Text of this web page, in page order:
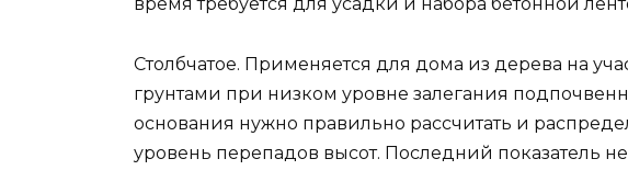
время требуется для усадки и набора бетонной
Столбчатое. Применяется для дома из дерева на
грунтами при низком уровне залегания
основания нужно правильно рассчитать и
уровень перепадов высот. Последний показатель